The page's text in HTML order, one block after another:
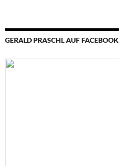
GERALD PRASCHL AUF FACEBOOK